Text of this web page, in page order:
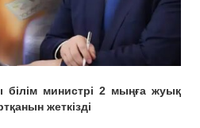
министрі 2 мыңға жуық
жеткізді